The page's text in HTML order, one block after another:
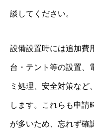
談してください。
設備設置時には追加費
台・テント等の設置、
ミ処理、安全対策など
します。これらも申請
が多いため、忘れず確